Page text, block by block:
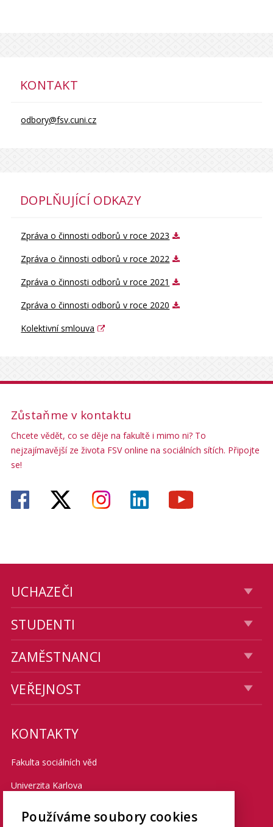
KONTAKT
odbory@fsv.cuni.cz
DOPLŇUJÍCÍ ODKAZY
Zpráva o činnosti odborů v roce 2023
Zpráva o činnosti odborů v roce 2022
Zpráva o činnosti odborů v roce 2021
Zpráva o činnosti odborů v roce 2020
Kolektivní smlouva
Zůstaňme v kontaktu
Chcete vědět, co se děje na fakultě i mimo ni? To
nejzajímavější ze života FSV online na sociálních sítích. Připojte
se!
UCHAZEČI
STUDENTI
ZAMĚSTNANCI
VEŘEJNOST
KONTAKTY
Fakulta sociálních věd
Univerzita Karlova
Smetanovo nábřeží 6
Používáme soubory cookies